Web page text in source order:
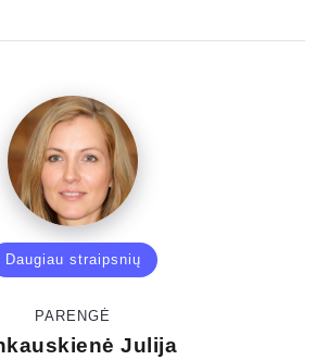
Daugiau straipsnių
PARENGĖ
Julija